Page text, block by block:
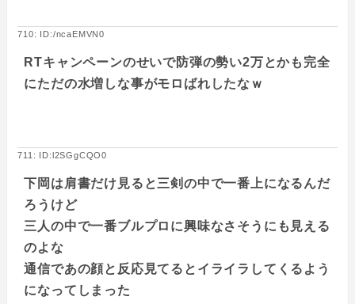
710: ID:/ncaEMVN0
RTキャンペーンのせいで防弾の勢い2万とかも完全
にただの水増しな事がモロばれしたなｗ
711: ID:l2SGgCQO0
下岡は肩書だけ見ると三剣の中で一番上になるんだ
ろうけど
三人の中で一番ブルプロに興味なさそうにも見える
のよな
通信であの顔と反応見てるとイライラしてくるよう
になってしまった